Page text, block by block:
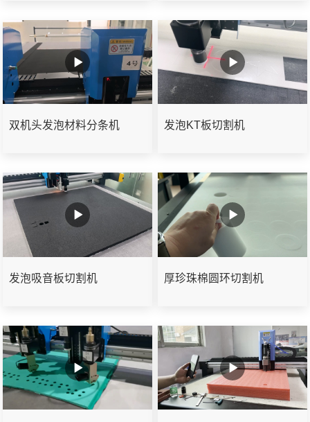
双机头发泡材料分条机 发泡KT板切割机
发泡吸音板切割机 厚珍珠棉圆环切割机